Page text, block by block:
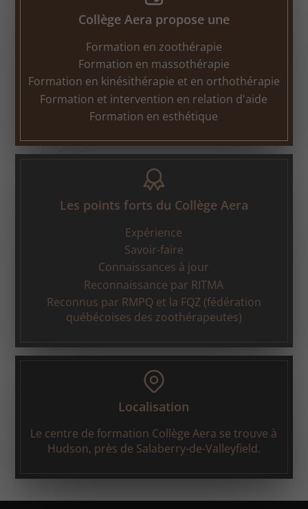
Collège Aera propose une
Formation en zoothérapie
Formation en massothérapie
Formation en kinésithérapie et en orthothérapie
Formation et intervention en relation d'aide
Formation en esthétique
Les points forts du Collège Aera
Expérience
Savoir-faire
Connaissances à jour
Reconnaissance par RITMA
Reconnus par RMPQ et la FQZ (fédération
québécoises des zoothérapeutes)
Localisation
Le centre de formation Collège Aera se trouve à
Hudson, près de Salaberry-de-Valleyfield.